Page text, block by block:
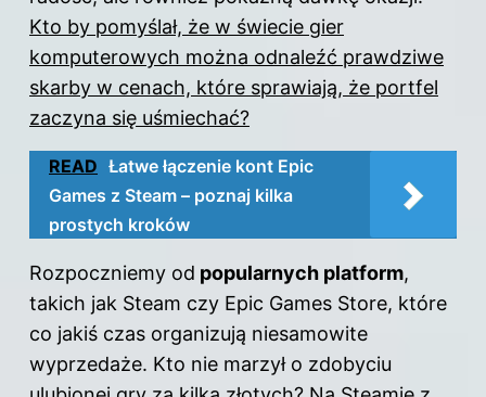
Kto by pomyślał, że w świecie gier
komputerowych można odnaleźć prawdziwe
skarby w cenach, które sprawiają, że portfel
zaczyna się uśmiechać?
READ Łatwe łączenie kont Epic
Games z Steam – poznaj kilka
prostych kroków
Rozpoczniemy od popularnych platform,
takich jak Steam czy Epic Games Store, które
co jakiś czas organizują niesamowite
wyprzedaże. Kto nie marzył o zdobyciu